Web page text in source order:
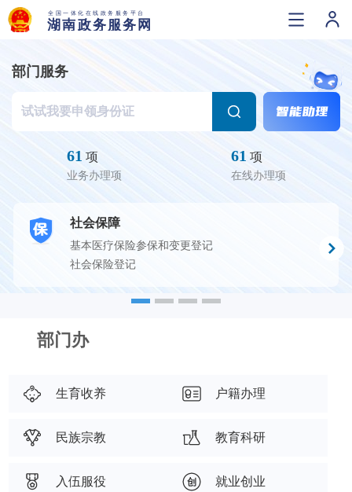
部门服务
61 项
业务办理项
61 项
在线办理项
社会保障
基本医疗保险参保和变更登记
社会保险登记
部门办
生育收养 户籍办理
民族宗教 教育科研
入伍服役 就业创业